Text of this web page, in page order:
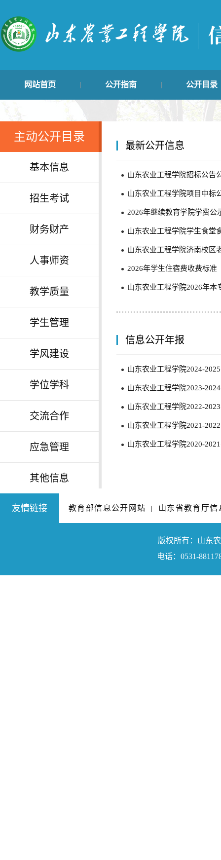
网站首页 公开指南 公开目录
主动公开目录 最新公开信
主动公开目录
基本信息
招生考试
财务财产
人事师资
教学质量
学生管理
学风建设
学位学科
交流合作
应急管理
其他信息
最新公开信息
山东农业工程学院招标公告
山东农业工程学院项目中标
2026年继续教育学院学费公
山东农业工程学院学生食堂
山东农业工程学院济南校区
2026年学生住宿费收费标准
山东农业工程学院2026年本
信息公开年报
山东农业工程学院2024-
山东农业工程学院2023-
山东农业工程学院2022-
山东农业工程学院2021-
山东农业工程学院2020-
友情链接 教育部信息公开网站 山东省教育厅信
版权所有：山东
电话：0531-